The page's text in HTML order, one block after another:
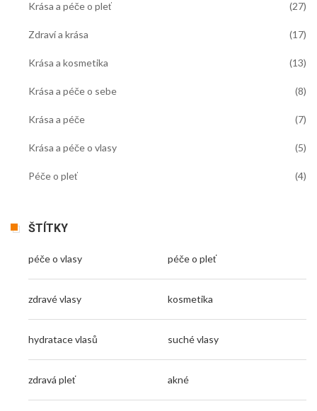
Krása a péče o pleť (27)
Zdraví a krása (17)
Krása a kosmetika (13)
Krása a péče o sebe (8)
Krása a péče (7)
Krása a péče o vlasy (5)
Péče o pleť (4)
ŠTÍTKY
péče o vlasy péče o pleť
zdravé vlasy kosmetika
hydratace vlasů suché vlasy
zdravá pleť akné